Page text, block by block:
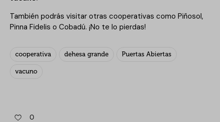
También podrás visitar otras cooperativas como Piñosol,
Pinna Fidelis o Cobadú. ¡No te lo pierdas!
cooperativa dehesa grande Puertas Abiertas
vacuno
0